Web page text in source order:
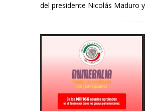
del presidente Nicolás Maduro y